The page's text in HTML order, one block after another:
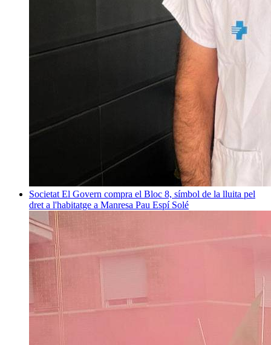
Societat El Govern compra el Bloc 8, símbol de la lluita pel
dret a l'habitatge a Manresa Pau Espí Solé